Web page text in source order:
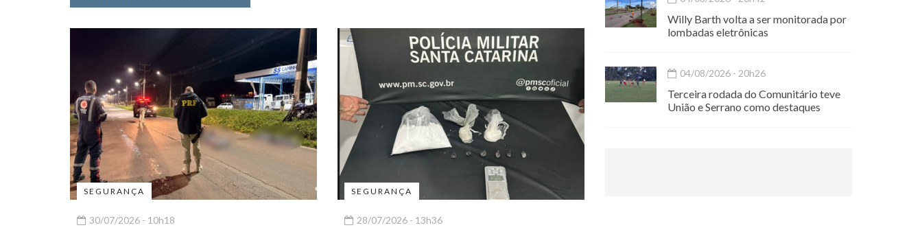
SEGURANÇA
30/07/2026 - 10h18
SEGURANÇA
28/07/2026 - 13h36
Willy Barth volta a ser monitorada por
lombadas eletrônicas
04/08/2026 - 20h26
Terceira rodada do Comunitário teve
União e Serrano como destaques